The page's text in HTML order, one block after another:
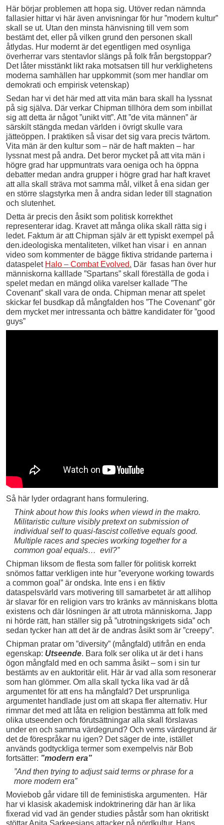
Här börjar problemen att hopa sig. Utöver redan nämnda
fallasier hittar vi här även anvisningar för hur ”modern kultur”
skall se ut. Utan den minsta hänvisning till vem som
bestämt det, eller på vilken grund den personen skall
åtlydas. Hur modernt är det egentligen med osynliga
överherrar vars stentavlor slängs på folk från bergstoppar?
Det låter misstänkt likt raka motsatsen till hur verklighetens
moderna samhällen har uppkommit (som mer handlar om
demokrati och empirisk vetenskap)
Sedan har vi det här med att vita män bara skall ha lyssnat
på sig själva. Där verkar Chipman tillhöra dem som inbillat
sig att detta är något ”unikt vitt”. Att ”de vita männen” är
särskilt stängda medan världen i övrigt skulle vara
jätteöppen. I praktiken så visar det sig vara precis tvärtom.
Vita män är den kultur som – när de haft makten – har
lyssnat mest på andra. Det beror mycket på att vita män i
högre grad har uppmuntrats vara oeniga och ha öppna
debatter medan andra grupper i högre grad har haft kravet
att alla skall sträva mot samma mål, vilket å ena sidan ger
en större slagstyrka men å andra sidan leder till stagnation
och slutenhet.
Detta är precis den åsikt som politisk korrekthet
representerar idag. Kravet att många olika skall rätta sig i
ledet. Faktum är att Chipman själv är ett typiskt exempel på
den.ideologiska mentaliteten, vilket han visar i en annan
video som kommenter de bägge fiktiva stridande parterna i
dataspelet Halo – Combat Evolved. Där fasas han över hur
människorna kalllade ”Spartans” skall föreställa de goda i
spelet medan en mängd olika varelser kallade ”The
Covenant” skall vara de onda. Chipman menar att spelet
skickar fel busdkap då mångfalden hos ”The Covenant” gör
dem mycket mer intressanta och bättre kandidater för ”good
guys”
Så här lyder ordagrant hans formulering.
Think about how this looks when viewd in the makro.
Militaristic culture visibly pretext on submission of
individual self to quasi-fascist colletive equals good.
Multiple races and species working together for a
common goal equals… evil?”
Chipman liksom de flesta som faller för politisk korrekt
snömos fattar verkligen inte hur ”everyone working towards
a common goal” är ondska. Inte ens i en fiktiv
dataspelsvärld vars motivering till samarbetet är att allihop
är slavar för en religion vars tro kränks av människans blotta
existens och där lösningen är att utrota människorna. Japp
ni hörde rätt, han ställer sig på ”utrotningskrigets sida” och
sedan tycker han att det är de andras åsikt som är ”creepy”.
Chipman pratar om ”diversity” (mångfald) utifrån en enda
egenskap: Utseende. Bara folk ser olika ut är det i hans
ögon mångfald med en och samma åsikt – som i sin tur
bestämts av en auktoritär elit. Här är vad alla som resonerar
som han glömmer. Om alla skall tycka lika vad är då
argumentet för att ens ha mångfald? Det ursprunliga
argumentet handlade just om att skapa fler alternativ. Hur
rimmar det med att låta en religion bestämma att folk med
olika utseenden och förutsättningar alla skall förslavas
under en och samma värdegrund? Och vems värdegrund är
det de förespråkar nu igen? Det säger de inte, istället
används godtyckliga termer som exempelvis när Bob
fortsätter: ”modern era”
”And then trying to adjust said terms or phrase for a
more modern era”
Moviebob går vidare till de feministiska argumenten. Här
har vi klasisk akademisk indoktrinering där han är lika
fixerad vid vad än gender studies påstår som han okritiskt
stöttar Anita Sarkeesians attacker på nördkultur. Hans